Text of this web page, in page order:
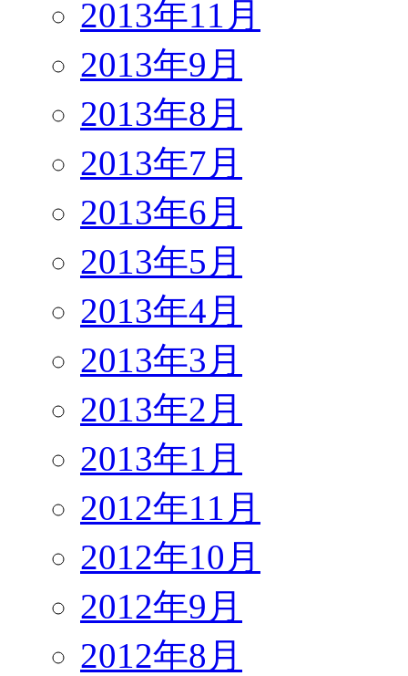
2013年11月
2013年9月
2013年8月
2013年7月
2013年6月
2013年5月
2013年4月
2013年3月
2013年2月
2013年1月
2012年11月
2012年10月
2012年9月
2012年8月